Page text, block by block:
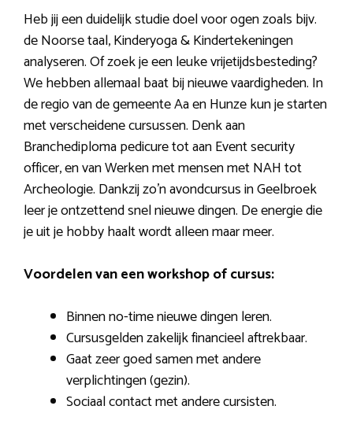
Heb jij een duidelijk studie doel voor ogen zoals bijv.
de Noorse taal, Kinderyoga & Kindertekeningen
analyseren. Of zoek je een leuke vrijetijdsbesteding?
We hebben allemaal baat bij nieuwe vaardigheden. In
de regio van de gemeente Aa en Hunze kun je starten
met verscheidene cursussen. Denk aan
Branchediploma pedicure tot aan Event security
officer, en van Werken met mensen met NAH tot
Archeologie. Dankzij zo’n avondcursus in Geelbroek
leer je ontzettend snel nieuwe dingen. De energie die
je uit je hobby haalt wordt alleen maar meer.
Voordelen van een workshop of cursus:
Binnen no-time nieuwe dingen leren.
Cursusgelden zakelijk financieel aftrekbaar.
Gaat zeer goed samen met andere
verplichtingen (gezin).
Sociaal contact met andere cursisten.